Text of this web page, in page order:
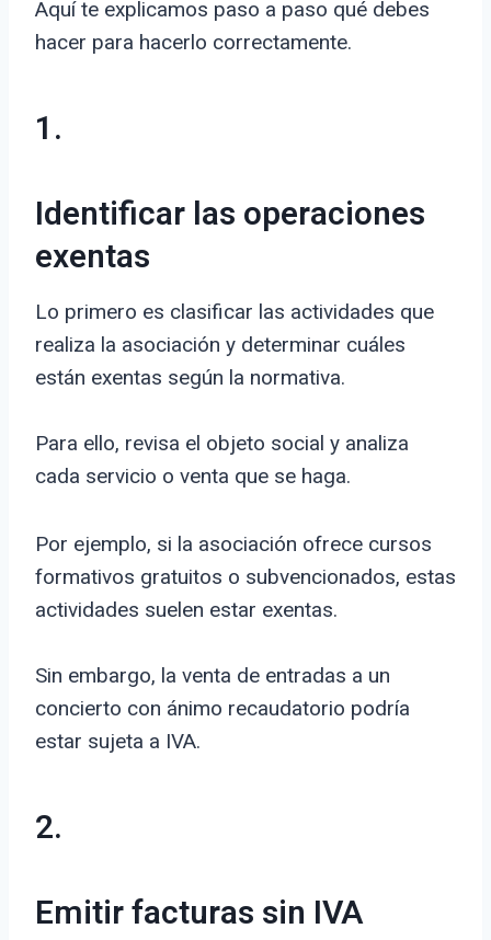
Aquí te explicamos paso a paso qué debes
hacer para hacerlo correctamente.
1.
Identificar las operaciones
exentas
Lo primero es clasificar las actividades que
realiza la asociación y determinar cuáles
están exentas según la normativa.
Para ello, revisa el objeto social y analiza
cada servicio o venta que se haga.
Por ejemplo, si la asociación ofrece cursos
formativos gratuitos o subvencionados, estas
actividades suelen estar exentas.
Sin embargo, la venta de entradas a un
concierto con ánimo recaudatorio podría
estar sujeta a IVA.
2.
Emitir facturas sin IVA